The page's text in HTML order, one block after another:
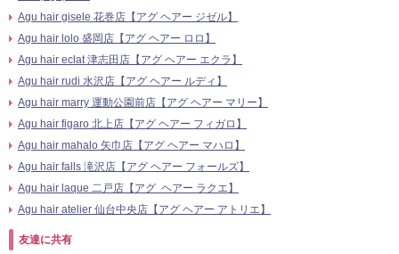
Agu hair gisele 花巻店【アグ ヘアー ジゼル】
Agu hair lolo 盛岡店【アグ ヘアー ロロ】
Agu hair eclat 津志田店【アグ ヘアー エクラ】
Agu hair rudi 水沢店【アグ ヘアー ルディ】
Agu hair marry 運動公園前店【アグ ヘアー マリー】
Agu hair figaro 北上店【アグ ヘアー フィガロ】
Agu hair mahalo 矢巾店【アグ ヘアー マハロ】
Agu hair falls 滝沢店【アグ ヘアー フォールズ】
Agu hair laque 二戸店【アグ ヘアー ラクエ】
Agu hair atelier 仙台中央店【アグ ヘアー アトリエ】
友達に共有